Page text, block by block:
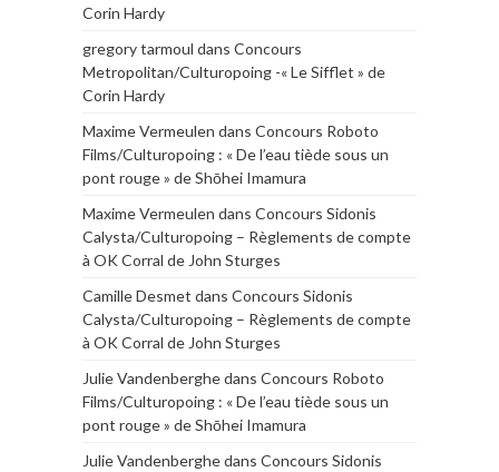
Corin Hardy
gregory tarmoul dans Concours
Metropolitan/Culturopoing -« Le Sifflet » de
Corin Hardy
Maxime Vermeulen dans Concours Roboto
Films/Culturopoing : « De l’eau tiède sous un
pont rouge » de Shōhei Imamura
Maxime Vermeulen dans Concours Sidonis
Calysta/Culturopoing – Règlements de compte
à OK Corral de John Sturges
Camille Desmet dans Concours Sidonis
Calysta/Culturopoing – Règlements de compte
à OK Corral de John Sturges
Julie Vandenberghedans Concours Roboto
Films/Culturopoing : « De l’eau tiède sous un
pont rouge » de Shōhei Imamura
Julie Vandenberghedans Concours Sidonis